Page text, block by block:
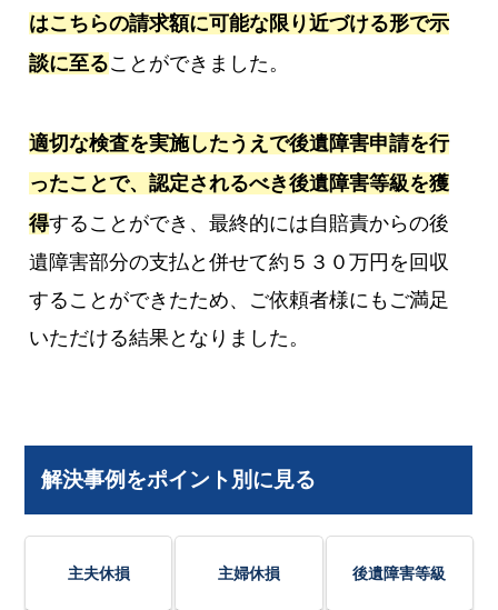
はこちらの請求額に可能な限り近づける形で示
談に至ることができました。
適切な検査を実施したうえで後遺障害申請を行
ったことで、認定されるべき後遺障害等級を獲
得することができ、最終的には自賠責からの後
遺障害部分の支払と併せて約５３０万円を回収
することができたため、ご依頼者様にもご満足
いただける結果となりました。
解決事例をポイント別に見る
主夫休損 主婦休損 後遺障害等級